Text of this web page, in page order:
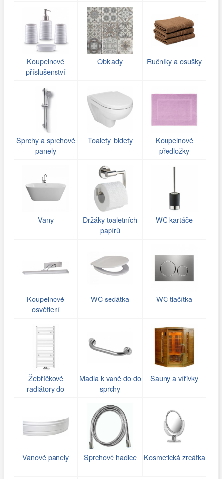
Koupelnové
příslušenství
Obklady Ručníky a osušky
Sprchy a sprchové
panely
Toalety, bidety
Koupelnové
předložky
Vany
Držáky toaletních
papírů
WC kartáče
Koupelnové
osvětlení
WC sedátka WC tlačítka
Žebříčkové
radiátory do
Madla k vaně do do
sprchy
Sauny a vířivky
Vanové panely Sprchové hadice Kosmetická zrcátka